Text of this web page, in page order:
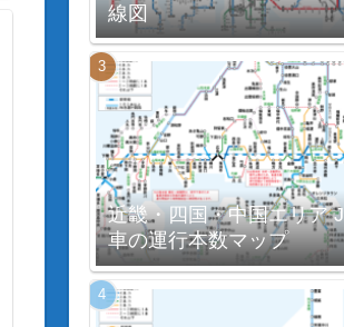
線図
近畿・四国・中国エリア
車の運行本数マップ